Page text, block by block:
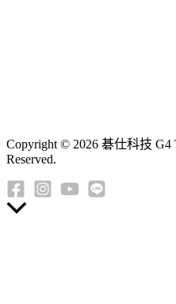
Copyright © 2026 碁仕科技 G4
Reserved.